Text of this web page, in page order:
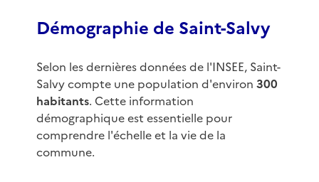
Démographie de Saint-Salvy
Selon les dernières données de l'INSEE, Saint-
Salvy compte une population d'environ 300
habitants. Cette information
démographique est essentielle pour
comprendre l'échelle et la vie de la
commune.